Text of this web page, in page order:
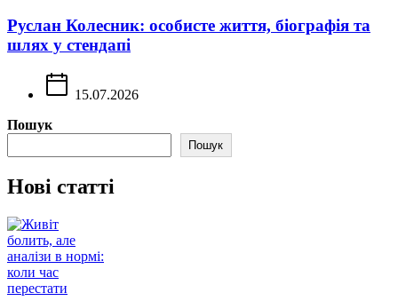
Руслан Колесник: особисте життя, біографія та
шлях у стендапі
15.07.2026
Пошук
Пошук
Нові статті